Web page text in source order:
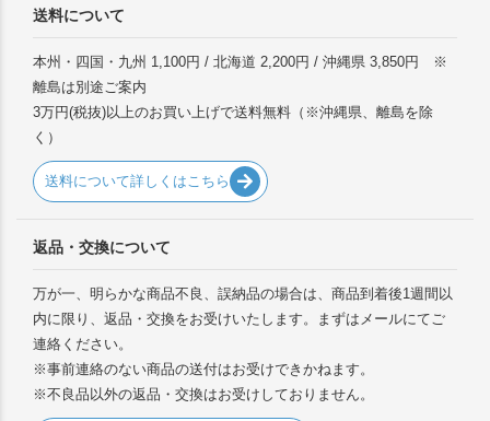
送料について
本州・四国・九州 1,100円 / 北海道 2,200円 / 沖縄県 3,850円 ※
離島は別途ご案内
3万円(税抜)以上のお買い上げで送料無料（※沖縄県、離島を除
く）
送料について詳しくはこちら
返品・交換について
万が一、明らかな商品不良、誤納品の場合は、商品到着後1週間以
内に限り、返品・交換をお受けいたします。まずはメールにてご
連絡ください。
※事前連絡のない商品の送付はお受けできかねます。
※不良品以外の返品・交換はお受けしておりません。